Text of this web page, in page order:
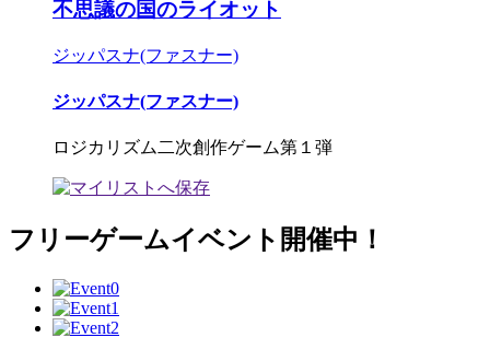
不思議の国のライオット
ジッパスナ(ファスナー)
ジッパスナ(ファスナー)
ロジカリズム二次創作ゲーム第１弾
フリーゲームイベント開催中！